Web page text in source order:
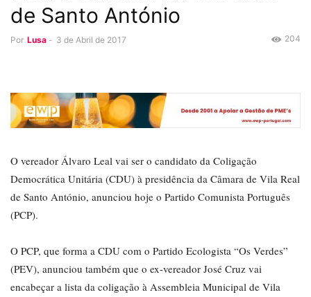
de Santo António
Por Lusa - 3 de Abril de 2017 204
O vereador Álvaro Leal vai ser o candidato da Coligação
Democrática Unitária (CDU) à presidência da Câmara de Vila Real
de Santo António, anunciou hoje o Partido Comunista Português
(PCP).
O PCP, que forma a CDU com o Partido Ecologista “Os Verdes”
(PEV), anunciou também que o ex-vereador José Cruz vai
encabeçar a lista da coligação à Assembleia Municipal de Vila